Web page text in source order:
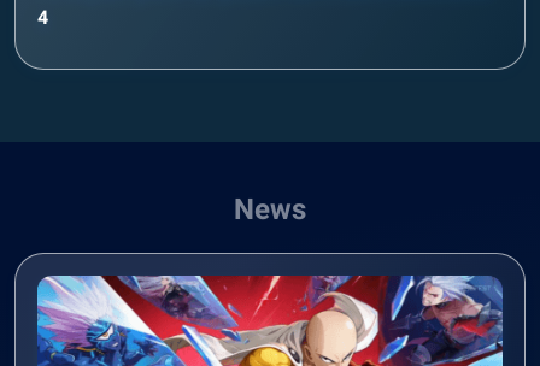
4
News